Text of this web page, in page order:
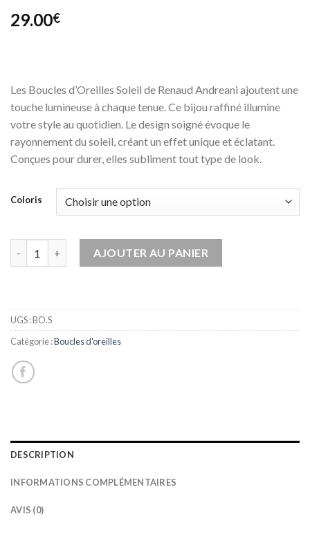
29.00€
Les Boucles d’Oreilles Soleil de Renaud Andreani ajoutent une
touche lumineuse à chaque tenue. Ce bijou raffiné illumine
votre style au quotidien. Le design soigné évoque le
rayonnement du soleil, créant un effet unique et éclatant.
Conçues pour durer, elles subliment tout type de look.
Coloris
AJOUTER AU PANIER
UGS :BO.S
Catégorie :Boucles d'oreilles
DESCRIPTION
INFORMATIONS COMPLÉMENTAIRES
AVIS (0)